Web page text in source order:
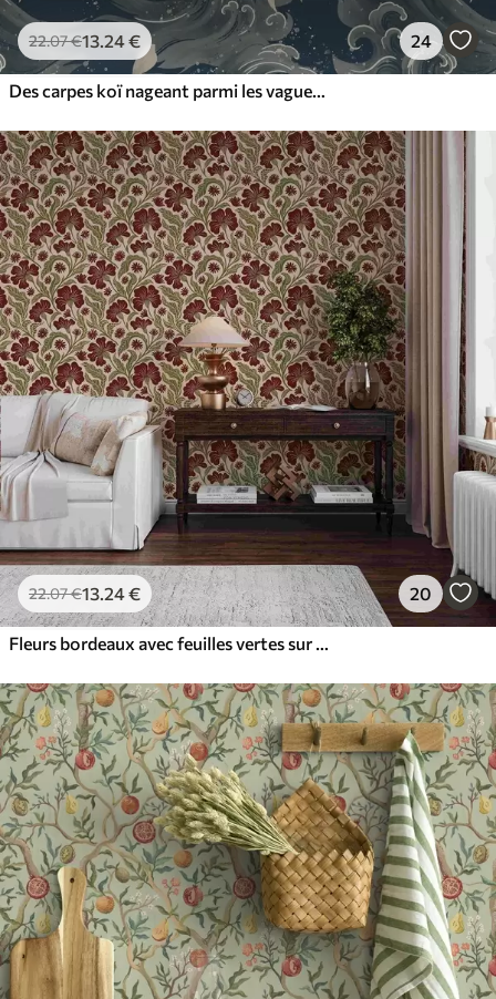
22.07€13.24€ 24
Des carpes koï nageant parmi les vagues spectaculaires de l'océan
22.07€13.24€ 20
Fleurs bordeaux avec feuilles vertes sur fond clair